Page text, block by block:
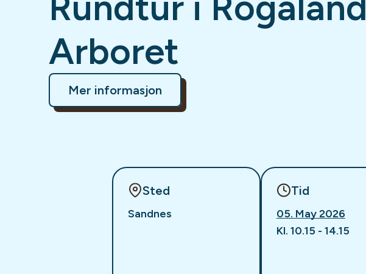
Arboret
Mer informasjon
Sted
Sandnes
Tid
05. May 2026
Kl. 10.15 - 14.15